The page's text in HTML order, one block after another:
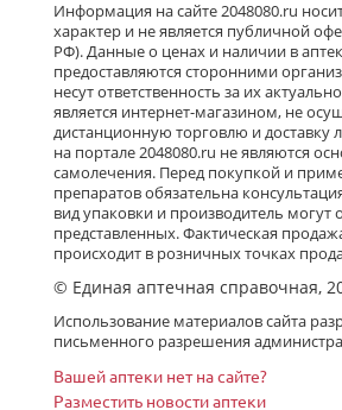
Информация на сайте 2048080.ru
характер и не является публичной
РФ). Данные о ценах и наличии в
предоставляются сторонними
несут ответственность за их
является интернет-магазином, не
дистанционную торговлю и доставку
на портале 2048080.ru не являются
самолечения. Перед покупкой и
препаратов обязательна
вид упаковки и производитель могут
представленных. Фактическая
происходит в розничных точках
© Единая аптечная справочная,
Использование материалов сайта
письменного разрешения
Вашей аптеки нет на сайте?
Разместить новости аптеки